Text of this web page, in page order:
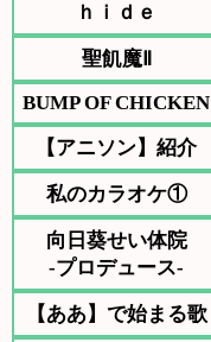
ｈｉｄｅ
聖飢魔Ⅱ
BUMP OF CHICKEN
【アニソン】紹介
私のカラオケ①
向日葵せい体院
-プロデュース-
【ああ】で始まる歌